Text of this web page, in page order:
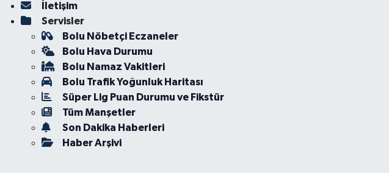
İletişim
Servisler
Bolu Nöbetçi Eczaneler
Bolu Hava Durumu
Bolu Namaz Vakitleri
Bolu Trafik Yoğunluk Haritası
Süper Lig Puan Durumu ve Fikstür
Tüm Manşetler
Son Dakika Haberleri
Haber Arşivi